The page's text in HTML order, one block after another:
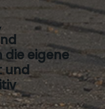
die eigene
und